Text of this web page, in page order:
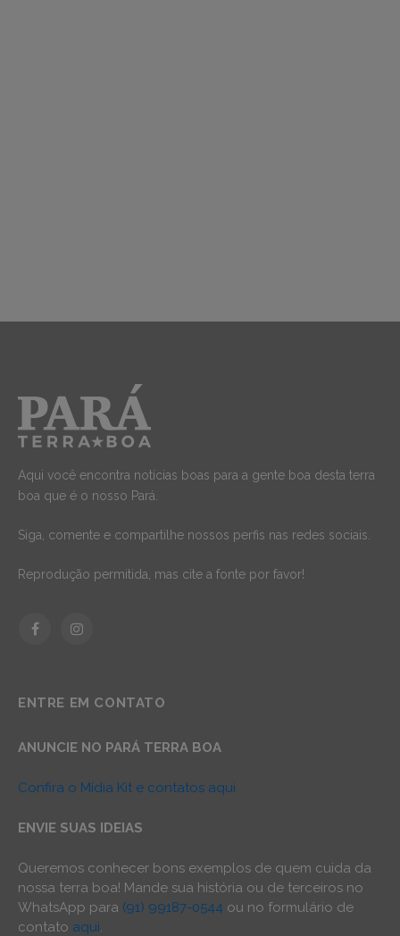
Aqui você encontra notícias boas para a gente boa desta terra
boa que é o nosso Pará.
Siga, comente e compartilhe nossos perfis nas redes sociais.
Reprodução permitida, mas cite a fonte por favor!
FacebookInstagram
ENTRE EM CONTATO
ANUNCIE NO PARÁ TERRA BOA
Confira o Mídia Kit e contatos aqui
ENVIE SUAS IDEIAS
Queremos conhecer bons exemplos de quem cuida da
nossa terra boa! Mande sua história ou de terceiros no
WhatsApp para (91) 99187-0544 ou no formulário de
contato aqui.